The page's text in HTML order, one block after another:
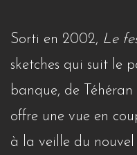
Sorti en 2002, Le
sketches qui suit le
banque, de
offre une vue en
à la veille du nouvel